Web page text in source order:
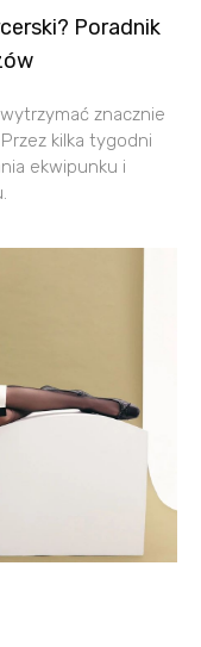
Poradnik
znacznie
kilka tygodni
ekwipunku i